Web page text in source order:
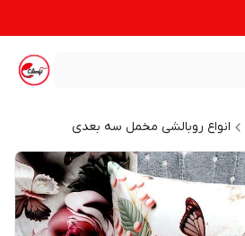
انواع روبالشی مخمل سه بعدی